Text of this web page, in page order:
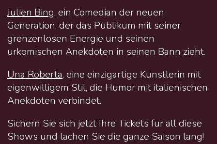
Julien Bing, ein Comedian der neuen
Generation, der das Publikum mit seiner
grenzenlosen Energie und seinen
urkomischen Anekdoten in seinen Bann zieht.
Una Roberta, eine einzigartige Künstlerin mit
eigenwilligem Stil, die Humor mit italienischen
Anekdoten verbindet.
Sichern Sie sich jetzt Ihre Tickets für all diese
Shows und lachen Sie die ganze Saison lang!